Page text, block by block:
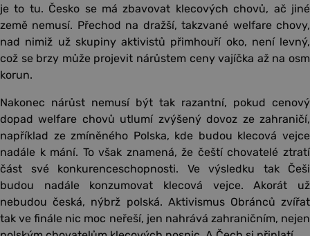
je to tu. Česko se má zbavovat klecových chovů, ač jiné
země nemusí. Přechod na dražší, takzvané welfare chovy,
nad nimiž už skupiny aktivistů přimhouří oko, není levný,
což se brzy může projevit nárůstem ceny vajíčka až na osm
korun.
Nakonec nárůst nemusí být tak razantní, pokud cenový
dopad welfare chovů utlumí zvýšený dovoz ze zahraničí,
například ze zmíněného Polska, kde budou klecová vejce
nadále k mání. To však znamená, že čeští chovatelé ztratí
část své konkurenceschopnosti. Ve výsledku tak Češi
budou nadále konzumovat klecová vejce. Akorát už
nebudou česká, nýbrž polská. Aktivismus Obránců zvířat
tak ve finále nic moc neřeší, jen nahrává zahraničním, nejen